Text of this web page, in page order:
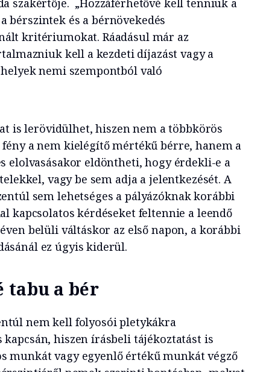
bérszintek és a bérnövekedés
kritériumokat. Ráadásul már az
kell a kezdeti díjazást vagy a
nemi szempontból való
is lerövidülhet, hiszen nem a többkörös
a nem kielégítő mértékű bérre, hanem a
elolvasásakor eldöntheti, hogy érdekli-e a
vagy be sem adja a jelentkezését. A
sem lehetséges a pályázóknak korábbi
kapcsolatos kérdéseket feltennie a leendő
belüli váltáskor az első napon, a korábbi
ez úgyis kiderül.
tabu a bér
nem kell folyosói pletykákra
kapcsán, hiszen írásbeli tájékoztatást is
munkát vagy egyenlő értékű munkát végző